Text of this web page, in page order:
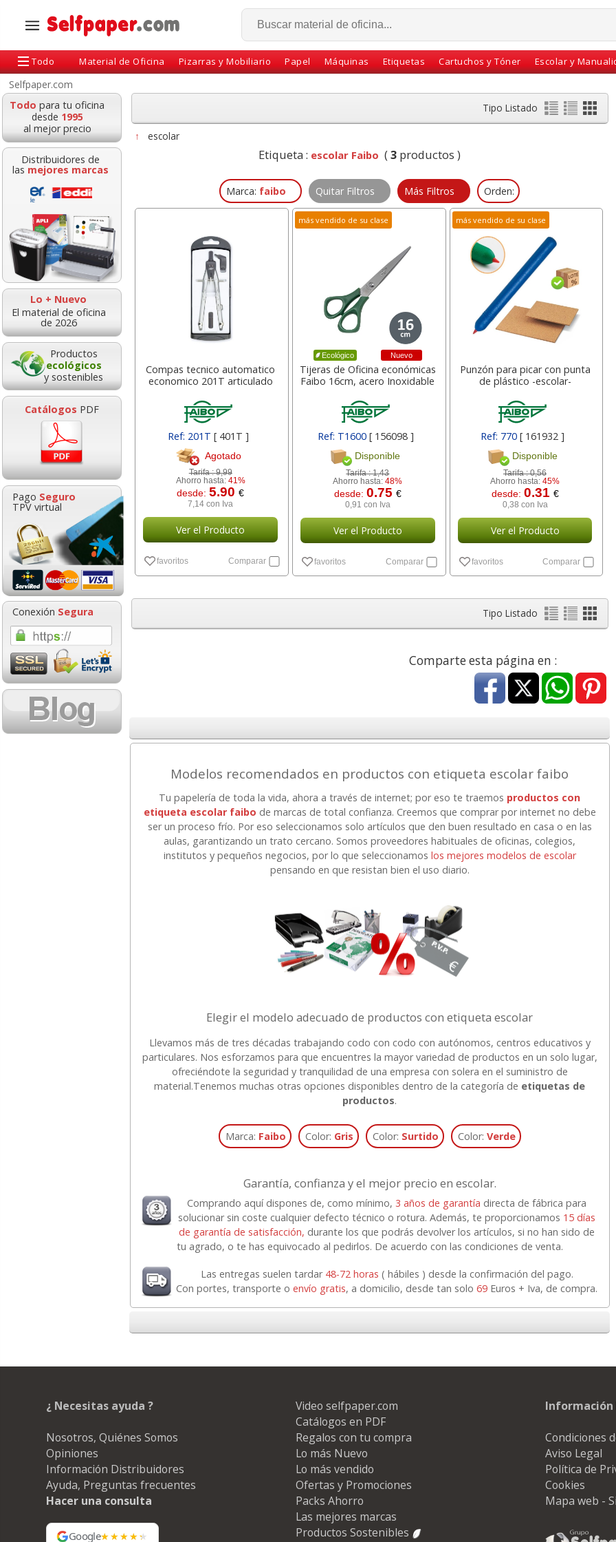
Todo Material de Oficina Pizarras y Mobiliario Papel Máquinas Etiquetas Cartuchos y Tóner Escolar y
Selfpaper.com
Todo para tu oficina
desde 1995
al mejor precio
Distribuidores de
las mejores marcas
Lo + Nuevo
El material de oficina
de 2026
Productos
ecológicos
y sostenibles
Catálogos PDF
Pago Seguro
TPV virtual
Conexión Segura
Tipo Listado
↑ escolar
Etiqueta : escolar Faibo (3productos )
Marca: faibo Quitar Filtros Más Filtros Orden:
Compas tecnico automatico
economico 201T articulado
Ref: 201T[ 401T ]
Agotado
Tarifa :9,99
Ahorro hasta: 41%
desde:5.90€
7,14 con Iva
Ver el Producto
favoritos Comparar
más vendido de su clase
Ecológico Nuevo
Tijeras de Oficina económicas
Faibo 16cm, acero Inoxidable
Ref: T1600 [ 156098 ]
Disponible
Tarifa :1,43
Ahorro hasta:48%
desde: 0.75 €
0,91 con Iva
Ver el Producto
favoritos Comparar
más vendido de su clase
Punzón para picar con punta
de plástico -escolar-
Ref: 770[ 161932 ]
Disponible
Tarifa :0,56
Ahorro hasta: 45%
desde: 0.31 €
0,38 con Iva
Ver el Producto
favoritos Comparar
Tipo Listado
Comparte esta página en :
Modelos recomendados en productos con etiqueta escolar faibo
Tu papelería de toda la vida, ahora a través de internet; por eso te traemos productos con
etiqueta escolar faibo de marcas de total confianza. Creemos que comprar por internet no debe
ser un proceso frío. Por eso seleccionamos solo artículos que den buen resultado en casa o en las
aulas, garantizando un trato cercano. Somos proveedores habituales de oficinas, colegios,
institutos y pequeños negocios, por lo que seleccionamos los mejores modelos de escolar
pensando en que resistan bien el uso diario.
Elegir el modelo adecuado de productos con etiqueta escolar
Llevamos más de tres décadas trabajando codo con codo con autónomos, centros educativos y
particulares. Nos esforzamos para que encuentres la mayor variedad de productos en un solo lugar,
ofreciéndote la seguridad y tranquilidad de una empresa con solera en el suministro de
material.Tenemos muchas otras opciones disponibles dentro de la categoría de etiquetas de
productos.
Marca: Faibo Color: Gris Color: Surtido Color: Verde
Garantía, confianza y el mejor precio en escolar.
Comprando aquí dispones de, como mínimo,3 años de garantía directa de fábrica para
solucionar sin coste cualquier defecto técnico o rotura. Además, te proporcionamos 15 días
de garantía de satisfacción, durante los que podrás devolver los artículos, si no han sido de
tu agrado, o te has equivocado al pedirlos. De acuerdo con las condiciones de venta.
Las entregas suelen tardar 48-72 horas ( hábiles ) desde la confirmación del pago.
Con portes, transporte oenvío gratis, a domicilio, desde tan solo69 Euros + Iva, de compra.
Cartulinas Din A4 Folio
verde billar, Pino,
Bloc notas adhesivas
76x76 100h Rosa chicle
desde:0,49
0,59 con Iva
Alfombrilla Raton
Viscoelastica Memory
Foam Fellowes
desde:11,33
13,71 con Iva
Bloc notas adhesivas
76x76 100h Rosa chicle
desde:0,49 €
0,59 con Iva
Viscoelastica Memory
desde: 11,33 €
13,71 con Iva
Libretas Oxford grapas
Din A4, folio, grapadas
desde:2,17
Cartulinas Din A4 Folio
verde billar, Pino,
desde:5,99 €
Goma de borrar
moldeable maleable
para carboncillo o
1,08 con Iva
HP 304 302 Color,
Cartucho original
N9K05AE tricolor
18,02 con Iva
Cartucho HP 304 - 302
Negro, original
N9K06AE
17,99 con Iva
Cartucho HP 304XL -
302XL Tricolor alta
capacidad deskjet
desde:37,87 €
45,82 con Iva
Cartucho HP 304 - 302
Negro, original
N9K06AE
14,87 €
Cartucho HP 304XL -
302XL Tricolor alta
capacidad deskjet
desde:37,87 €
45,82 con Iva
HP 950XL - Cartucho
para Officejet Pro 8600
negro
desde:56,62 €
68,51 con Iva
Goma de borrar
moldeable maleable
para carboncillo o
grafito
desde:0,89
¿ Necesitas ayuda ?
Nosotros, Quiénes Somos
Opiniones
Información Distribuidores
Ayuda, Preguntas frecuentes
Hacer una consulta
Google
Video selfpaper.com
Catálogos en PDF
Regalos con tu compra
Lo más Nuevo
Lo más vendido
Ofertas y Promociones
Packs Ahorro
Las mejores marcas
Productos Sostenibles
Información
Condiciones
Aviso Legal
Política de
Cookies
Mapa web -